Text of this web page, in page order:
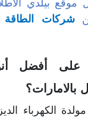
موقع بيلدي
شركات
أفضل
بالامارات؟
الكهرباء